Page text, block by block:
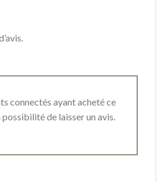
connectés ayant acheté ce
de laisser un avis.